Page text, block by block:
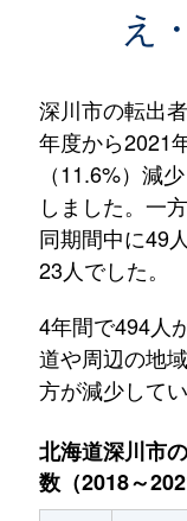
え
深川市の転出
年度から2021
（11.6%）減
しました。一
同期間中に49
23人でした。
4年間で494人
道や周辺の地
方が減少して
北海道深川市
数（2018～